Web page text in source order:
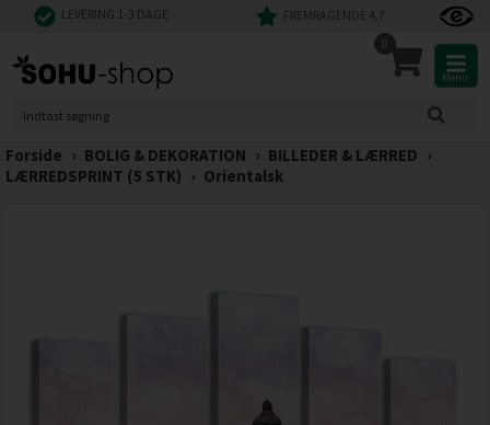
LEVERING 1-3 DAGE FREMRAGENDE 4,7
0
Menu
Forside › BOLIG & DEKORATION › BILLEDER & LÆRRED ›
LÆRREDSPRINT (5 STK) › Orientalsk